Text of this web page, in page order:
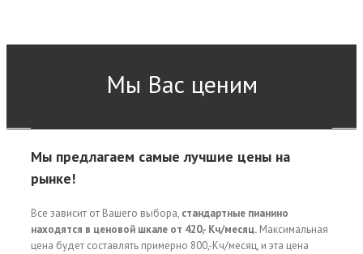
Мы Вас ценим
Мы предлагаем самые лучшие цены на
рынке!
Все зависит от Вашего выбора, стандартные пианино
находятся в ценовой шкале от 420,- Кч/месяц. Максимальная
цена будет составлять примерно 800,-Кч/месяц, и эта цена